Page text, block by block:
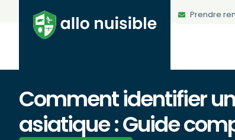
Prendre
Comment identifier
asiatique : Guide